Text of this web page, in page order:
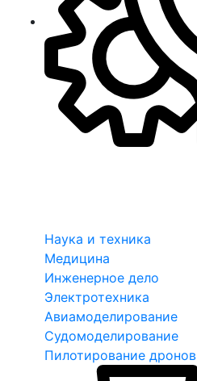
Наука и техника
Медицина
Инженерное дело
Электротехника
Авиамоделирование
Судомоделирование
Пилотирование дронов